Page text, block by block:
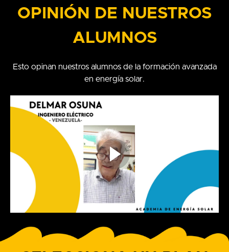
OPINIÓN DE NUESTROS
ALUMNOS
Esto opinan nuestros alumnos de la formación avanzada
en energía solar.